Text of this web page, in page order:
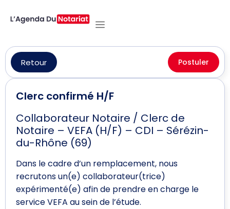
Retour Postuler
Clerc confirmé H/F
Collaborateur Notaire / Clerc de
Notaire – VEFA (H/F) – CDI – Sérézin-
du-Rhône (69)
Dans le cadre d’un remplacement, nous
recrutons un(e) collaborateur(trice)
expérimenté(e) afin de prendre en charge le
service VEFA au sein de l’étude.